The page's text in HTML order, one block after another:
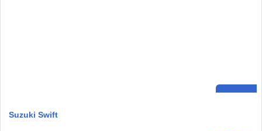
Suzuki Swift